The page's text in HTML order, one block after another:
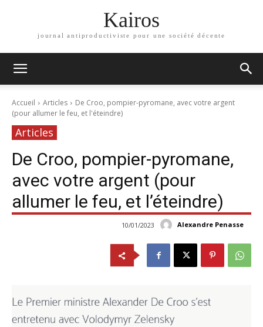
Kairos
journal antiproductiviste pour une société décente
Accueil Articles
De Croo, pompier-pyromane, avec votre argent
(pour allumer le feu, et l'éteindre)
Articles
De Croo, pompier-pyromane,
avec votre argent (pour
allumer le feu, et l’éteindre)
Alexandre Penasse
10/01/2023